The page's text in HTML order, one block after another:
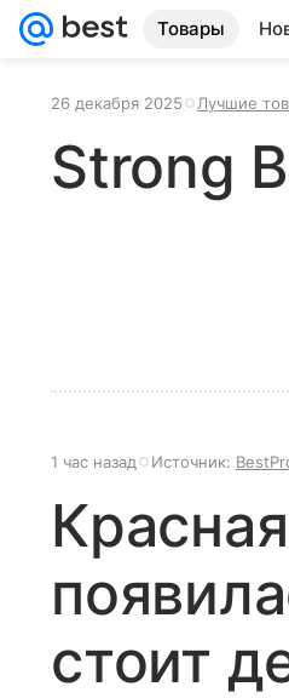
Товары
26 декабря 2025 Лучшие
Strong
1 час назад Источник:
стоит